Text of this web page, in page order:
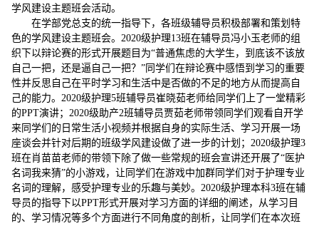
学风建设主题班会活动。
在学部党总支的统一指导下，各班级辅导员积极部署和策划特
色的学风建设主题班会。2020级护理13班在辅导员冯小玉老师的组
织下以辩论赛的形式开展题目为“普通焦虑的大学生，到底该不该放
自己一把，还是逼自己一把？”同学们在辩论赛中感悟到学习的重要
性并反思自己在平时学习和生活中是否做的不足的地方从而提高自
己的能力。2020级护理5班辅导员崔晓茹老师给同学们上了一堂精彩
的PPT演讲；2020级助产2班辅导员贾茹老师带领同学们观看自开学
来同学们的日常生活小视频并根据自身的实际生活、学习开展一场
座谈会并针对后期的班级学风建设做了进一步的计划；2020级护理3
班在肖苗苗老师的带领下除了做一些常规的班会宣讲还开展了“医护
名词我来猜”的小游戏，让同学们在游戏中加群同学们对于护理专业
名词的理解，感受护理专业的乐趣与美妙。2020级护理本科3班在辅
导员的指导下以PPT形式开展对学习方面的详细的阐述，从学习目
的、学习情况等多个方面进行不同角度的剖析，让同学们在本次班